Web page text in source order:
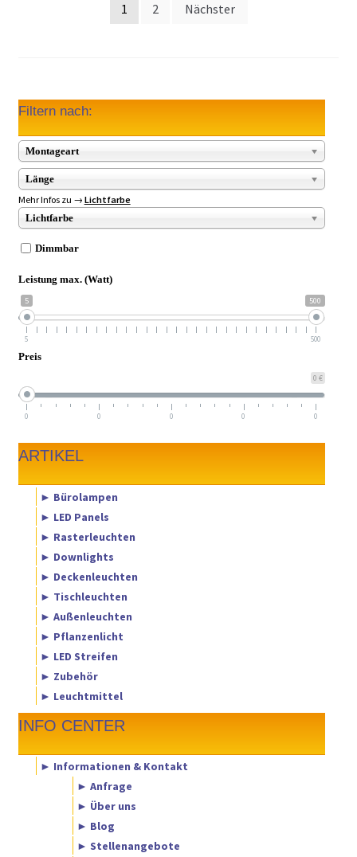
Seitennummerierung
1 2 Nächster
Filtern nach:
Montageart
Länge
Mehr Infos zu → Lichtfarbe
Lichtfarbe
Dimmbar
Leistung max. (Watt)
5 500
5 500
Preis
0 €
0 0 0 0 0
ARTIKEL
► Bürolampen
► LED Panels
► Rasterleuchten
► Downlights
► Deckenleuchten
► Tischleuchten
► Außenleuchten
► Pflanzenlicht
► LED Streifen
► Zubehör
► Leuchtmittel
INFO CENTER
► Informationen & Kontakt
► Anfrage
► Über uns
► Blog
► Stellenangebote